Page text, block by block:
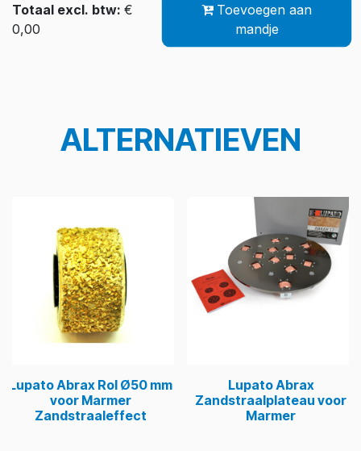
Totaal excl. btw: €
0,00
Toevoegen aan
mandje
ALTERNATIEVEN
Lupato Abrax Rol Ø50 mm
voor Marmer
Zandstraaleffect
Lupato Abrax
Zandstraalplateau voor
Marmer